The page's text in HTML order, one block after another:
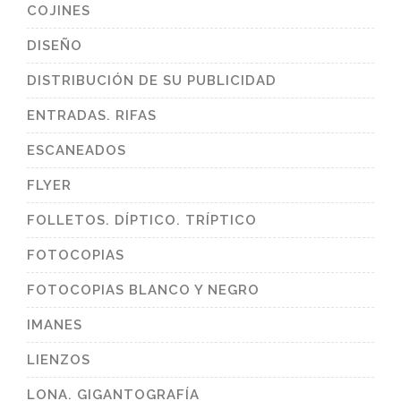
COJINES
DISEÑO
DISTRIBUCIÓN DE SU PUBLICIDAD
ENTRADAS. RIFAS
ESCANEADOS
FLYER
FOLLETOS. DÍPTICO. TRÍPTICO
FOTOCOPIAS
FOTOCOPIAS BLANCO Y NEGRO
IMANES
LIENZOS
LONA. GIGANTOGRAFÍA